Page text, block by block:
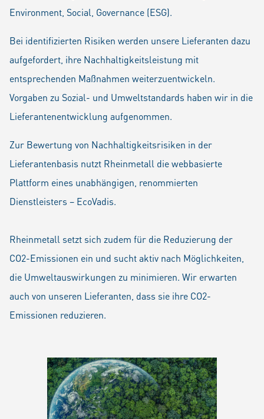
Environment, Social, Governance (ESG).
Bei identifizierten Risiken werden unsere Lieferanten dazu
aufgefordert, ihre Nachhaltigkeitsleistung mit
entsprechenden Maßnahmen weiterzuentwickeln.
Vorgaben zu Sozial- und Umweltstandards haben wir in die
Lieferantenentwicklung aufgenommen.
Zur Bewertung von Nachhaltigkeitsrisiken in der
Lieferantenbasis nutzt Rheinmetall die webbasierte
Plattform eines unabhängigen, renommierten
Dienstleisters – EcoVadis.
Rheinmetall setzt sich zudem für die Reduzierung der
CO2-Emissionen ein und sucht aktiv nach Möglichkeiten,
die Umweltauswirkungen zu minimieren. Wir erwarten
auch von unseren Lieferanten, dass sie ihre CO2-
Emissionen reduzieren.